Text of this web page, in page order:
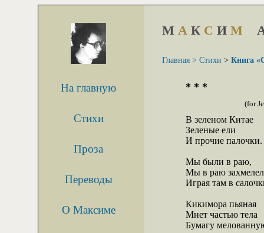
На главную
Стихи
Проза
Переводы
О Максиме
М А К С И М
Главная > Стихи > Книга
* * *
(for
В зеленом Китае
Зеленые ели
И прочие палочки.
Мы были в раю,
Мы в раю
Играя там в
Кикимора пьяная
Мнет частью тела
Бумагу